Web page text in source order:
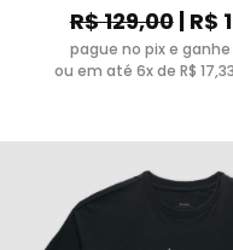
R$ 129,00| R$
pague no pix e ganhe
ou em até 6x de R$